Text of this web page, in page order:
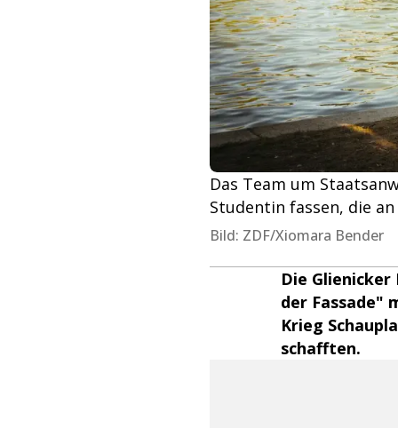
Das Team um
Studentin fassen, die
Bild: ZDF/Xiomara Bender
Die
der Fassade"
Krieg
schafften.